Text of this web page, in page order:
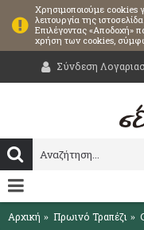
Χρησιμοποιούμε cookies
λειτουργία της
Επιλέγοντας «Αποδοχή»
χρήση των cookies,
Σύνδεση
Αρχική Πρωινό Τραπέζι